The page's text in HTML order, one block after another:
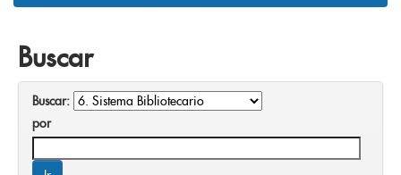
Buscar
Buscar:
por